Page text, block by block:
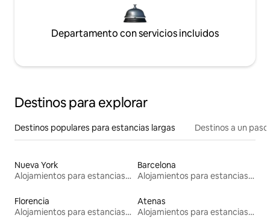
Departamento con servicios incluidos
Destinos para explorar
Destinos populares para estancias largas Destinos a un
Nueva York
Alojamientos para estancias largas
Barcelona
Alojamientos para estancias largas
Florencia
Alojamientos para estancias largas
Atenas
Alojamientos para estancias largas